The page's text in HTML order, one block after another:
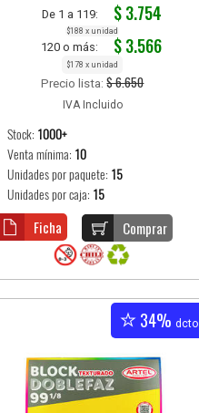
De 1 a 119: $ 3.754
$188 x unidad
120 o más: $ 3.566
$178 x unidad
Precio lista:$ 6.650
IVA Incluido
Stock: 1000+
Venta mínima: 10
Unidades por paquete: 15
Unidades por caja: 15
Comprar
Ficha
34% dcto